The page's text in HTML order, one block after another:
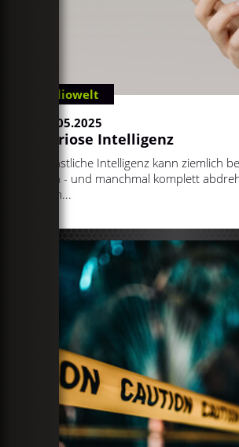
Radiowelt
13.05.2025
Kuriose Intelligenz
Künstliche Intelligenz kann ziemlich
sein - und manchmal komplett
kom...